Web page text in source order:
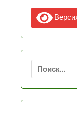
Найти: